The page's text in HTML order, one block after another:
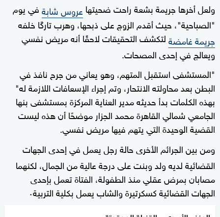
ولعل أخرها جريمة بشعة راحت ضحيتها عروس شابةفي يوم
"الصباحية"، حيث أقدم الزوج على ذبحها، وهرب تاركًا خلفه
جريمة غامضةلتكشف التحقيقات لاحقًا أنه مريض نفسي
ويعالج في إحدى المصحات.
"المستشفى استقبل المتهم، وهو يعاني من جرح نافذ في
البطن بعد محاولته الانتحار، وتم إجراء الإسعافات اللازمة له"
بهذه الكلمات بدأ حديثه مدير العناية المركزة بمستشفى بنها
الجامعي شمالي القاهرة محمد الجزار موضحًا أن هذه ليست
القضية الوحيدة التي يتهم فيها مريض نفسي.
ومن بين الجرائم الأخرى حالة رجل يعمل في إحدى الجهات
القضائية لديه ولد وبنت على درجة عالية من الجمال، لكنهما
مصابان بمرض عقلي منذ الطفولة، الفتاة تعمل بإحدى
الجهات القضائية كسكرتيرة والشاب يعمل بكلية التربية٠